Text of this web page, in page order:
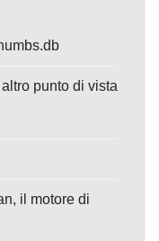
punto di vista
il motore di